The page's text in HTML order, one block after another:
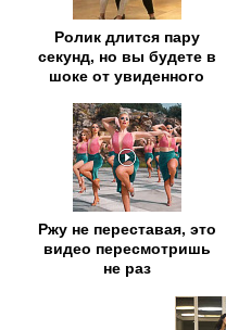
Ролик длится пару
секунд, но вы будете в
шоке от увиденного
Ржу не переставая, это
видео пересмотришь
не раз